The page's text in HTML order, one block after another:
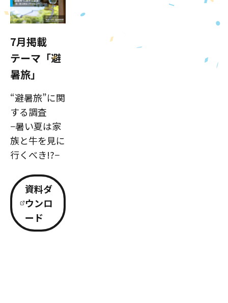
7月掲載
テーマ「避
暑旅」
“避暑旅”に関
する調査
−暑い夏は家
族と牛を見に
行くべき!?−
資料ダ
ウンロ
ード